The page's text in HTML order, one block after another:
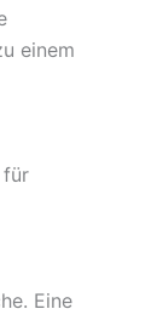
einem
für
Eine